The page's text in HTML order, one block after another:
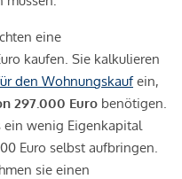
eine
kaufen. Sie kalkulieren
den Wohnungskaufein,
297.000 Euro benötigen.
ein wenig Eigenkapital
Euro selbst aufbringen.
sie einen